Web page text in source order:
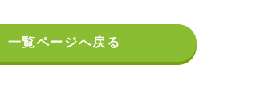
一覧ページへ戻る